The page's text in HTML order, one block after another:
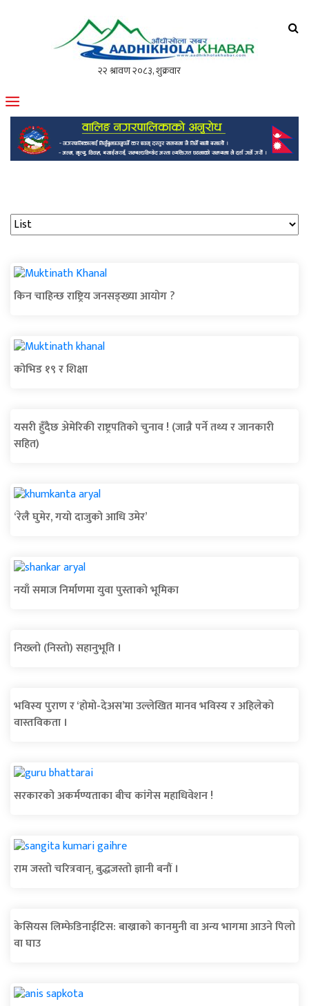
मोफसलकै लोकप्रिय अनलाइन पत्रिका
किन चाहिन्छ राष्ट्रिय जनसङ्ख्या आयोग ?
कोभिड १९ र शिक्षा
यसरी हुँदैछ अ‍ेमेरिकी राष्ट्रपतिको चुनाव ! (जान्नै पर्ने तथ्य र जानकारी
सहित)
‘रेलै घुमेर, गयो दाजुको आधि उमेर’
नयाँ समाज निर्माणमा युवा पुस्ताको भूमिका
निख्लो (निस्तो) सहानुभूति ।
भविस्य पुराण र ‘होमो-देअस’मा उल्लेखित मानव भविस्य र अहिलेकाे
वास्तविकता ।
सरकारको अकर्मण्यताका बीच कांगेस महाधिवेशन !
राम जस्तो चरित्रवान्, बुद्धजस्तो ज्ञानी बनौं ।
केसियस लिम्फेडिनाईटिस: बाख्राको कानमुनी वा अन्य भागमा आउने पिलो
वा घाउ